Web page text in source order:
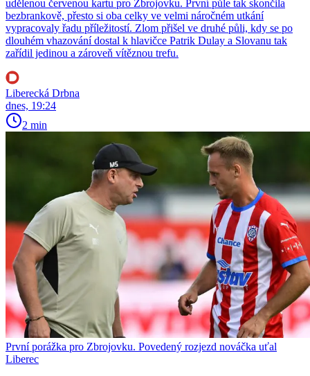
udělenou červenou kartu pro Zbrojovku. První půle tak skončila
bezbrankově, přesto si oba celky ve velmi náročném utkání
vypracovaly řadu příležitostí. Zlom přišel ve druhé půli, kdy se po
dlouhém vhazování dostal k hlavičce Patrik Dulay a Slovanu tak
zařídil jedinou a zároveň vítěznou trefu.
Liberecká Drbna
dnes, 19:24
2 min
První porážka pro Zbrojovku. Povedený rozjezd nováčka uťal
Liberec